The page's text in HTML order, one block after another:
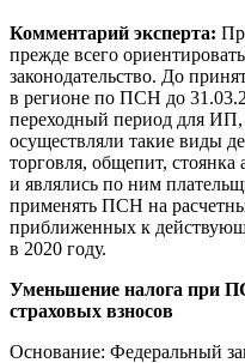
Комментарий эксперта:
прежде всего
законодательство. До
в регионе по ПСН до
переходный период для ИП,
осуществляли такие виды
торговля, общепит, стоянка
и являлись по ним
применять ПСН на
приближенных к
в 2020 году.
Уменьшение налога при
страховых взносов
Основание: Федеральный